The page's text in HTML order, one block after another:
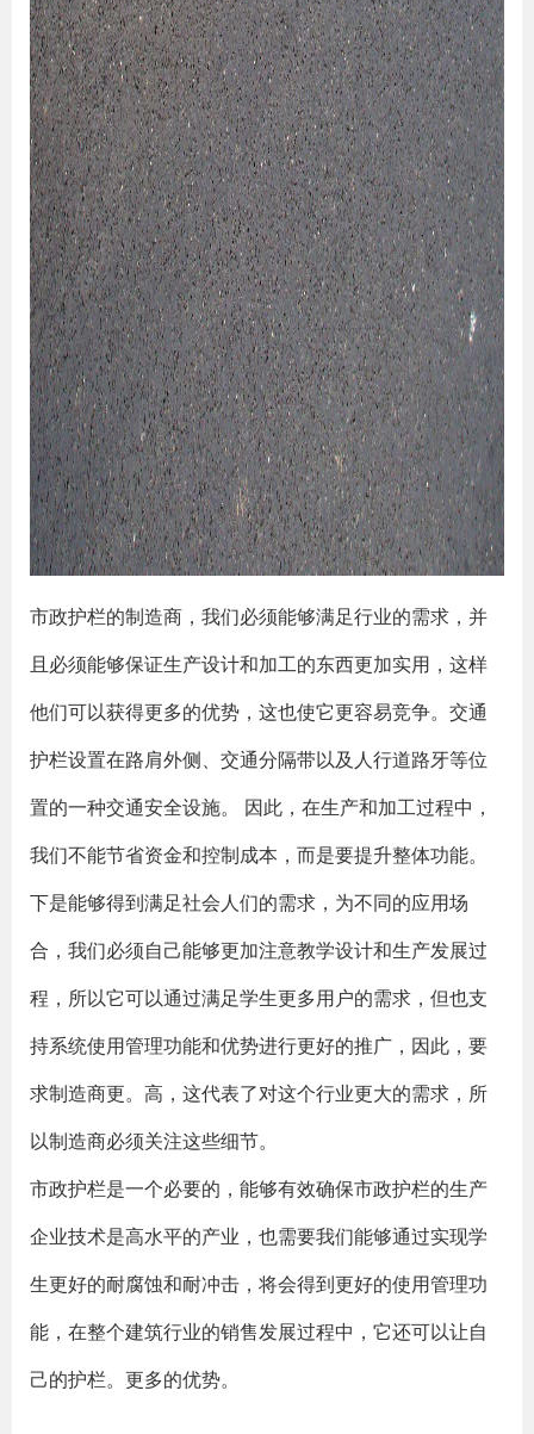
市政护栏的制造商，我们必须能够满足行业的需求，并
且必须能够保证生产设计和加工的东西更加实用，这样
他们可以获得更多的优势，这也使它更容易竞争。交通
护栏设置在路肩外侧、交通分隔带以及人行道路牙等位
置的一种交通安全设施。 因此，在生产和加工过程中，
我们不能节省资金和控制成本，而是要提升整体功能。
下是能够得到满足社会人们的需求，为不同的应用场
合，我们必须自己能够更加注意教学设计和生产发展过
程，所以它可以通过满足学生更多用户的需求，但也支
持系统使用管理功能和优势进行更好的推广，因此，要
求制造商更。高，这代表了对这个行业更大的需求，所
以制造商必须关注这些细节。
市政护栏是一个必要的，能够有效确保市政护栏的生产
企业技术是高水平的产业，也需要我们能够通过实现学
生更好的耐腐蚀和耐冲击，将会得到更好的使用管理功
能，在整个建筑行业的销售发展过程中，它还可以让自
己的护栏。更多的优势。